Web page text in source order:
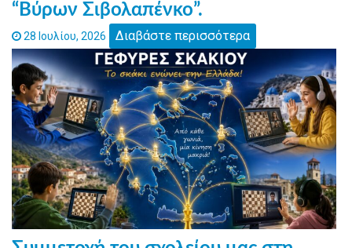
“Βύρων Σιβολαπένκο”.
28 Ιουλίου, 2026 Διαβάστε περισσότερα